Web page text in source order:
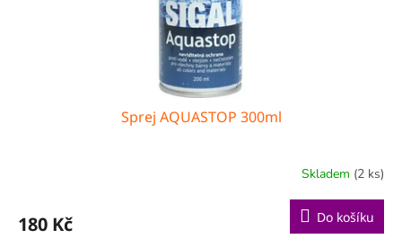
Sprej AQUASTOP 300ml
Skladem (2 ks)
180 Kč Do košíku